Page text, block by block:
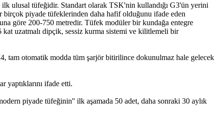
ulusal tüfeğidir. Standart olarak TSK'nin kullandığı G3'ün yerini
birçok piyade tüfeklerinden daha hafif olduğunu ifade eden
göre 200-750 metredir. Tüfek modüler bir kundağa entegre
uzatmalı dipçik, sessiz kurma sistemi ve kilitlemeli bir
tam otomatik modda tüm şarjör bitirilince dokunulmaz hale gelecek
ifade etti.
piyade tüfeğinin'' ilk aşamada 50 adet, daha sonraki 30 aylık